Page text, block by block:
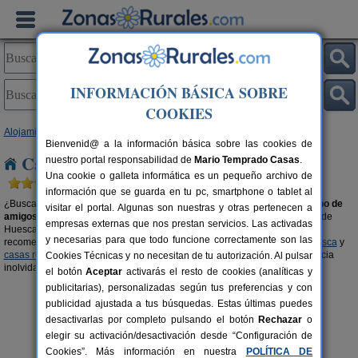
Alojamientos
Casas rurales para grupos en Huesca
¿Buscas una casa rural enHuesca para disfrutar enfamiliao con tu grupo de
amigos o amigas
? Organiza tu viaje con tu gente en el alojamiento rural de
Huesca que más se ajuste a las características de tu grupo. También, te
recomendamos visitar las secciones decasas rurales con piscina en Huescay
casas rurales en el campo en Huescapara que podáis vivir una experiencia
inolvidable en buena compañía.
INFORMACIÓN BÁSICA SOBRE
COOKIES
Bienvenid@ a la información básica sobre las cookies de
nuestro portal responsabilidad de Mario Temprado Casas.
Una cookie o galleta informática es un pequeño archivo de
información que se guarda en tu pc, smartphone o tablet al
visitar el portal. Algunas son nuestras y otras pertenecen a
empresas externas que nos prestan servicios. Las activadas
y necesarias para que todo funcione correctamente son las
Cookies Técnicas y no necesitan de tu autorización. Al pulsar
el botónAceptar activarás el resto de cookies (analíticas y
publicitarias), personalizadas según tus preferencias y con
publicidad ajustada a tus búsquedas. Estas últimas puedes
desactivarlas por completo pulsando el botón Rechazar o
elegir su activación/desactivación desde “Configuración de
Cookies”. Más información en nuestra
POLÍTICA DE